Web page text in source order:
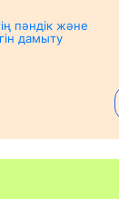
пәндік және
дамыту